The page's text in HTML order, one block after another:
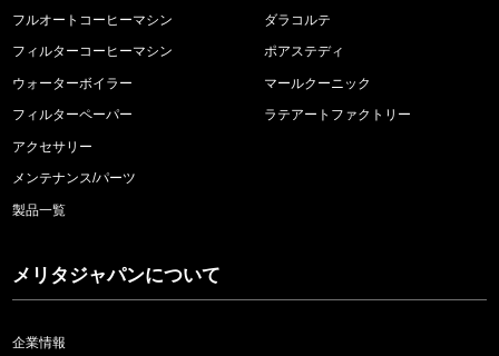
フルオートコーヒーマシン
フィルターコーヒーマシン
ウォーターボイラー
フィルターペーパー
アクセサリー
メンテナンス/パーツ
製品一覧
ダラコルテ
ポアステディ
マールクーニック
ラテアートファクトリー
メリタジャパンについて
企業情報